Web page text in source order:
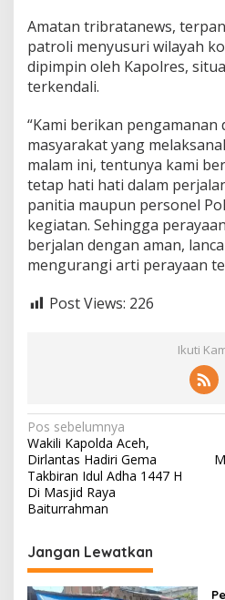
a
n
a
k
P
a
t
r
o
l
i
W
i
l
Amatan tribratanews,
patroli menyusuri wilayah
dipimpin oleh Kapolres,
terkendali.
“Kami berikan
masyarakat yang
malam ini, tentunya kami
tetap hati hati dalam
panitia maupun personel
kegiatan. Sehingga
berjalan dengan aman,
mengurangi arti perayaan
Post Views: 226
Ikuti
N
a
v
i
a
s
Pos sebelumnya
Wakili Kapolda Aceh,
Dirlantas Hadiri Gema
Takbiran Idul Adha 1447 H
Di Masjid Raya
Baiturrahman
Jangan Lewatkan